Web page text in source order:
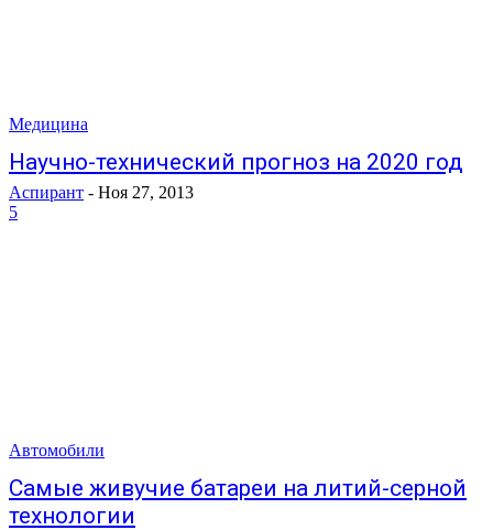
Медицина
Научно-технический прогноз на 2020 год
Аспирант - Ноя 27, 2013
5
Автомобили
Самые живучие батареи на литий-серной
технологии